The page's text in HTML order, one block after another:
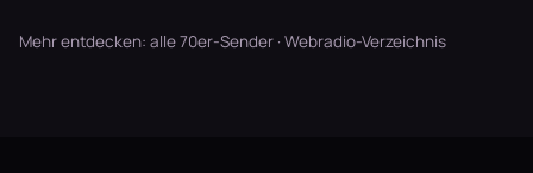
Mehr entdecken: alle 70er-Sender · Webradio-Verzeichnis